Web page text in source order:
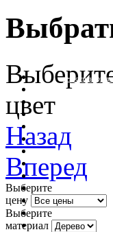
очистить
цвет
Назад
Вперед
Выберите
цену
Выберите
материал